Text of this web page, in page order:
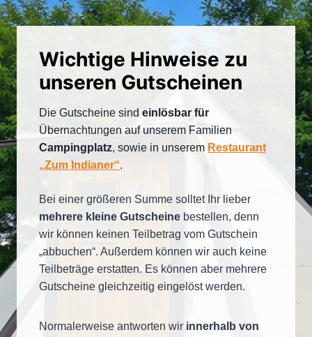
Wichtige Hinweise zu
unseren Gutscheinen
Die Gutscheine sind einlösbar für
Übernachtungen auf unserem Familien
Campingplatz, sowie in unserem Restaurant
„Zum Indianer“.
Bei einer größeren Summe solltet Ihr lieber
mehrere kleine Gutscheine bestellen, denn
wir können keinen Teilbetrag vom Gutschein
„abbuchen“. Außerdem können wir auch keine
Teilbeträge erstatten. Es können aber mehrere
Gutscheine gleichzeitig eingelöst werden.
Normalerweise antworten wir innerhalb von